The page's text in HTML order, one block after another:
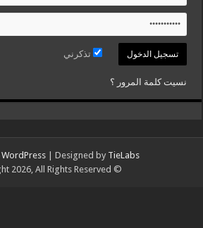
تذكرني
نسيت كلمة المرور ؟
WordPress | Designed by TieLabs
© Copyright 2026, All Rights Reserved